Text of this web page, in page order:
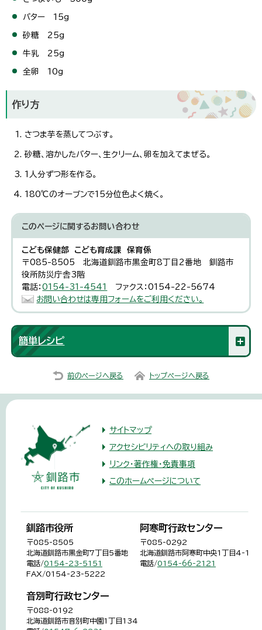
バター 15g
砂糖 25g
牛乳 25g
全卵 10g
作り方
さつま芋を蒸してつぶす。
砂糖、溶かしたバター、生クリーム、卵を加えてまぜる。
1人分ずつ形を作る。
180℃のオーブンで15分位色よく焼く。
このページに関するお問い合わせ
こども保健部 こども育成課 保育係
〒085-8505 北海道釧路市黒金町8丁目2番地 釧路市
役所防災庁舎3階
電話：0154-31-4541
ファクス：0154-22-5674
お問い合わせは専用フォームをご利用ください。
簡単レシピ
前のページへ戻る トップページへ戻る
サイトマップ
アクセシビリティへの取り組み
リンク・著作権・免責事項
このホームページについて
釧路市役所
〒085-8505
北海道釧路市黒金町7丁目5番地
電話/0154-23-5151
FAX/0154-23-5222
阿寒町行政センター
〒085-0292
北海道釧路市阿寒町中央1丁目4-1
電話/0154-66-2121
音別町行政センター
〒088-0192
北海道釧路市音別町中園1丁目134